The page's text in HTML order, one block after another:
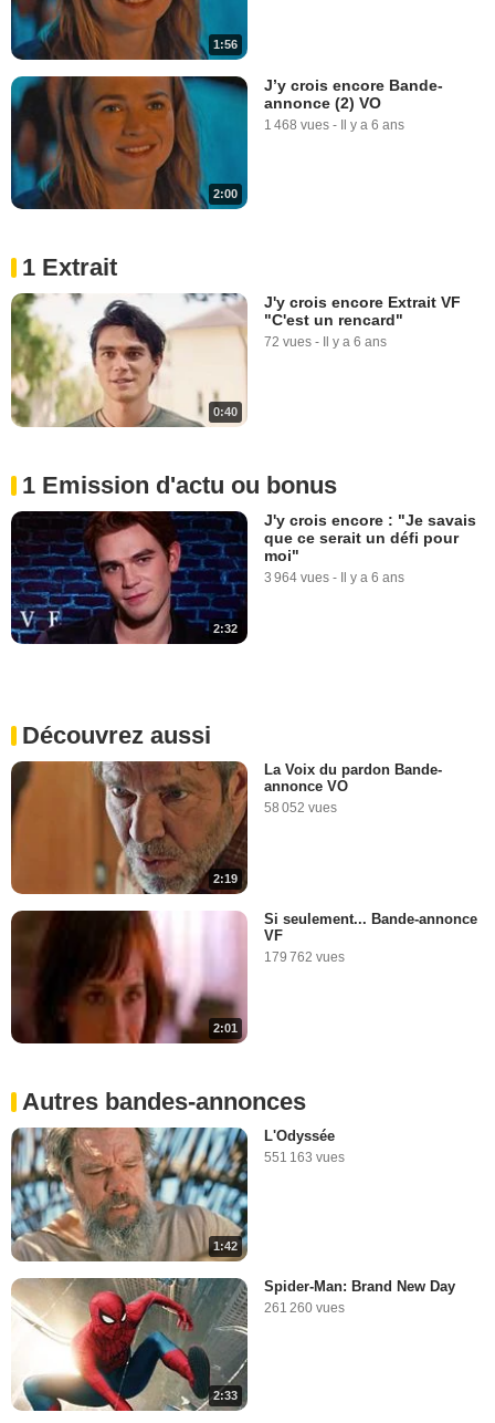
1:56
2:00
J’y crois encore Bande-
annonce (2) VO
1 468 vues - Il y a 6 ans
1 Extrait
0:40
J'y crois encore Extrait VF
"C'est un rencard"
72 vues - Il y a 6 ans
1 Emission d'actu ou bonus
2:32
J'y crois encore : "Je savais
que ce serait un défi pour
moi"
3 964 vues - Il y a 6 ans
Découvrez aussi
2:19
La Voix du pardon Bande-
annonce VO
58 052 vues
2:01
Si seulement... Bande-annonce
VF
179 762 vues
Autres bandes-annonces
1:42
L'Odyssée
551 163 vues
2:33
Spider-Man: Brand New Day
261 260 vues